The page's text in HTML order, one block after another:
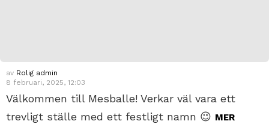
av Rolig admin
8 februari, 2025, 12:03
Välkommen till Mesballe! Verkar väl vara ett
trevligt ställe med ett festligt namn 😉 MER